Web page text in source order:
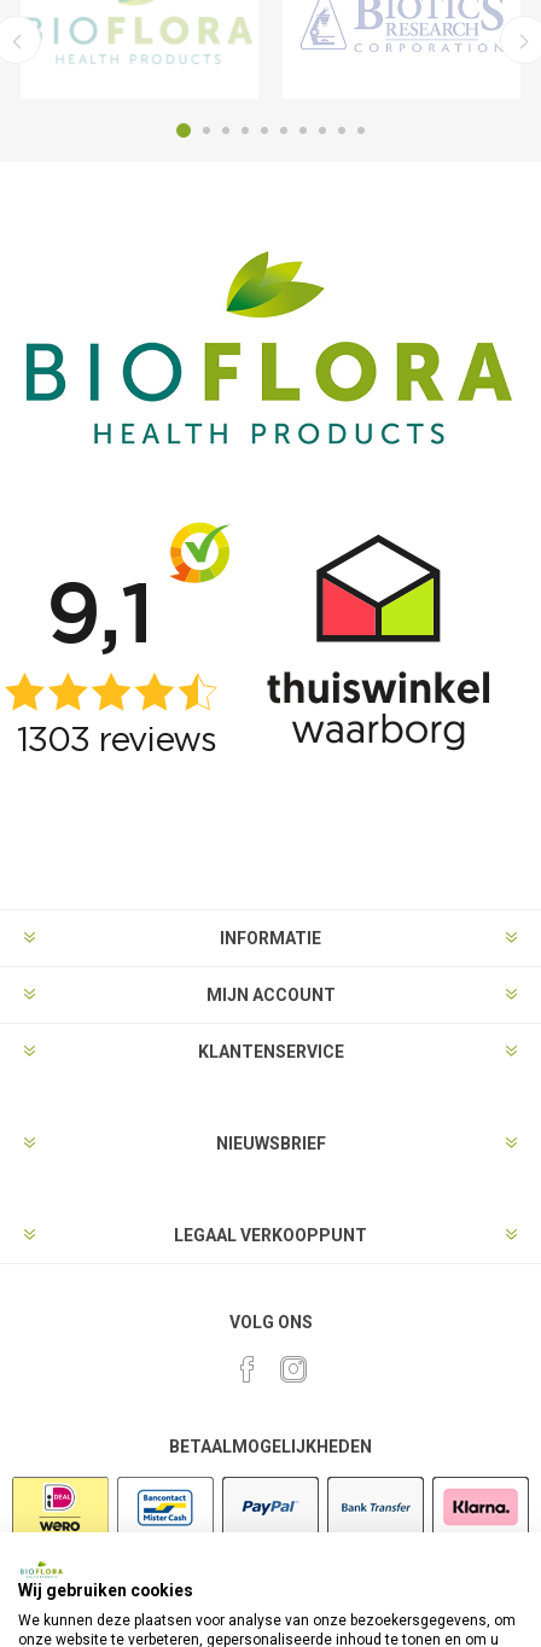
INFORMATIE
MIJN ACCOUNT
KLANTENSERVICE
NIEUWSBRIEF
LEGAAL VERKOOPPUNT
VOLG ONS
BETAALMOGELIJKHEDEN
Wij gebruiken cookies
We kunnen deze plaatsen voor analyse van onze bezoekersgegevens, om
onze website te verbeteren, gepersonaliseerde inhoud te tonen en om u